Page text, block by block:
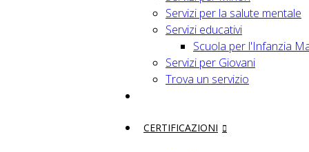
Servizi per la salute mentale
Servizi educativi
Scuola per l'Infanzia
Servizi per Giovani
Trova un servizio
CERTIFICAZIONI